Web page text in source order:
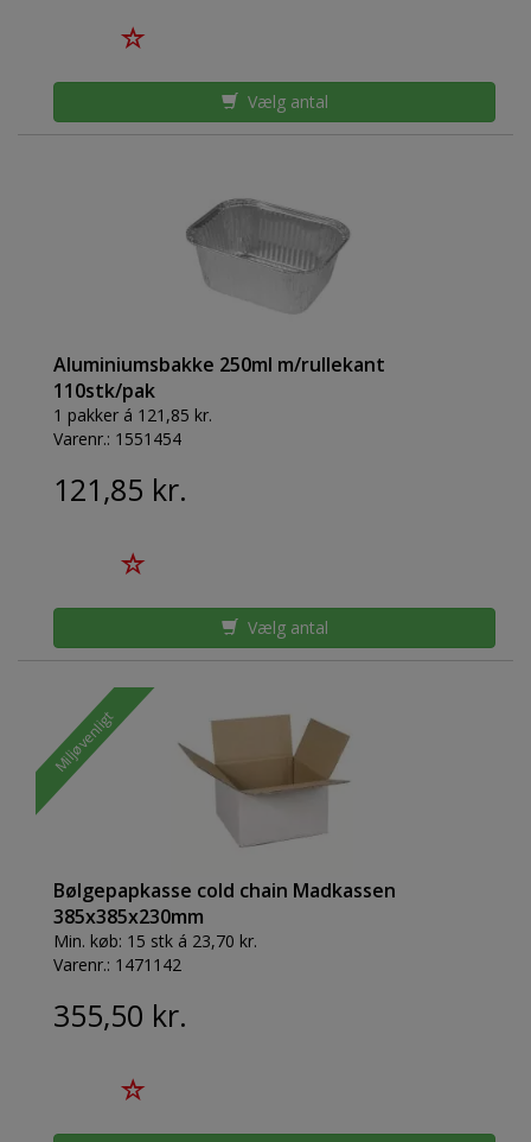
Vælg antal
Aluminiumsbakke 250ml m/rullekant
110stk/pak
1 pakker á 121,85 kr.
Varenr.: 1551454
121,85 kr.
Vælg antal
Miljøvenligt
Bølgepapkasse cold chain Madkassen
385x385x230mm
Min. køb: 15 stk á 23,70 kr.
Varenr.: 1471142
355,50 kr.